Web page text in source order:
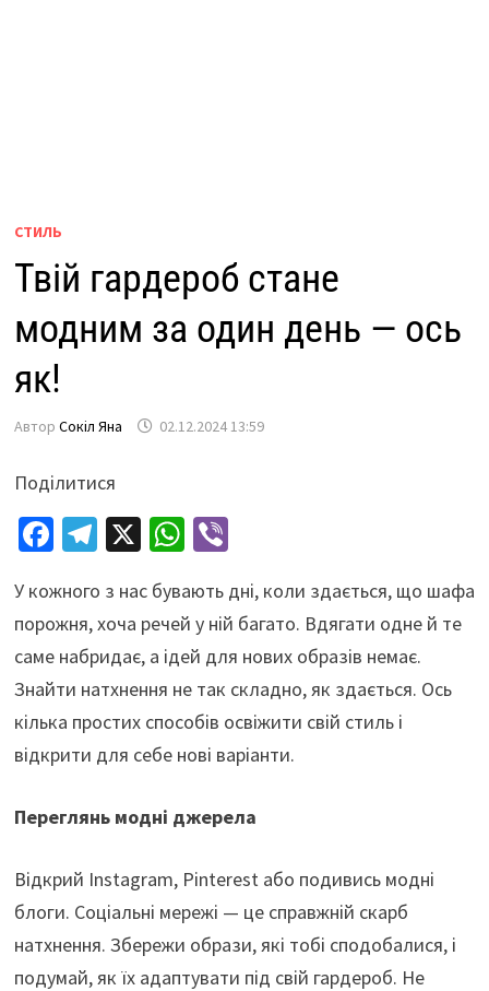
СТИЛЬ
Твій гардероб стане
модним за один день — ось
як!
Автор Сокіл Яна 02.12.2024 13:59
Поділитися
Fa
b
o
o
k
Te
gr
a
m
X W
at
sA
p
p
Vi
er
У кожного з нас бувають дні, коли здається, що шафа
порожня, хоча речей у ній багато. Вдягати одне й те
саме набридає, а ідей для нових образів немає.
Знайти натхнення не так складно, як здається. Ось
кілька простих способів освіжити свій стиль і
відкрити для себе нові варіанти.
Переглянь модні джерела
Відкрий Instagram, Pinterest або подивись модні
блоги. Соціальні мережі — це справжній скарб
натхнення. Збережи образи, які тобі сподобалися, і
подумай, як їх адаптувати під свій гардероб. Не